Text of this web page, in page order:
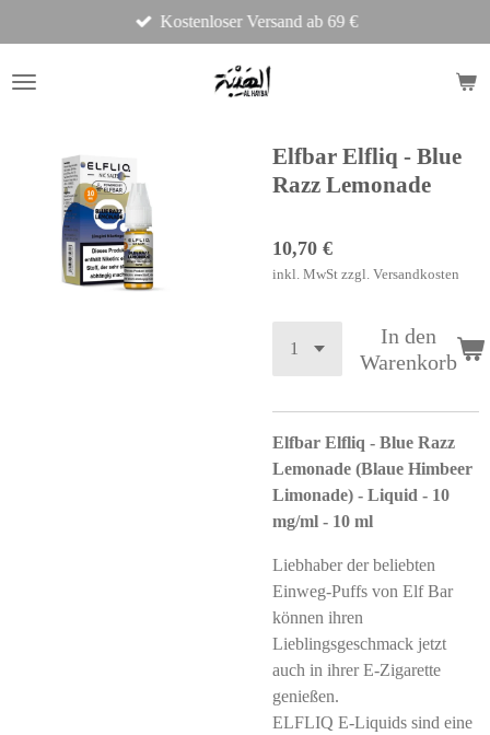
Hauptinhalt
springen
Kostenloser Versand ab 69 €
Elfbar Elfliq - Blue
Razz Lemonade
10,70 €
inkl. MwSt zzgl. Versandkosten
In den
Warenkorb
Elfbar Elfliq - Blue Razz
Lemonade (Blaue Himbeer
Limonade) - Liquid - 10
mg/ml - 10 ml
Liebhaber der beliebten
Einweg-Puffs von Elf Bar
können ihren
Lieblingsgeschmack jetzt
auch in ihrer E-Zigarette
genießen.
ELFLIQ E-Liquids sind eine